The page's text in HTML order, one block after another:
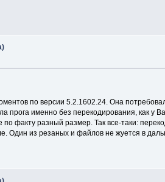
по версии 5.2.1602.24. Она
прога именно без перекодирования, как у
факту разный размер. Так все-таки:
из резаных и файлов не жуется в